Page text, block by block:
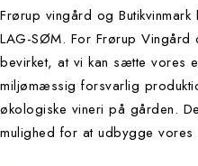
Frørup vingård og
LAG-SØM. For Frørup Vingård
bevirket, at vi kan sætte vores
miljømæssig forsvarlig
økologiske vineri på gården.
mulighed for at udbygge vores